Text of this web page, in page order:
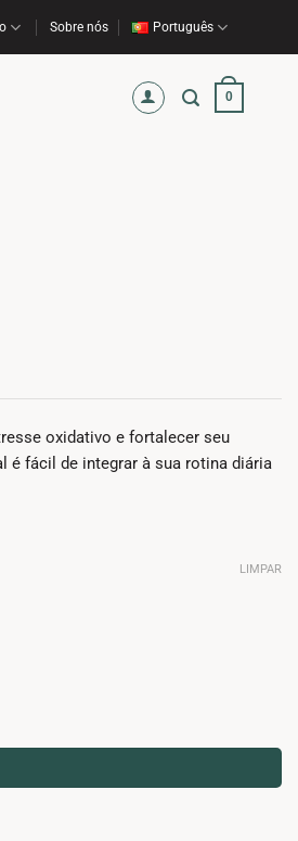
Sobre nós Português
0
oxidativo e fortalecer seu
é fácil de integrar à sua rotina diária
LIMPAR